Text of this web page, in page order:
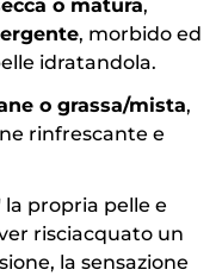
o matura,
, morbido ed
idratandola.
o grassa/mista,
rinfrescante e
la propria pelle e
risciacquato un
la sensazione